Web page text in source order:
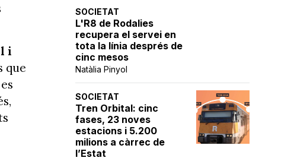
SOCIETAT
L'R8 de Rodalies
recupera el servei en
tota la línia després de
cinc mesos
Natàlia Pinyol
SOCIETAT
Tren Orbital: cinc
fases, 23 noves
estacions i 5.200
milions a càrrec de
l’Estat
i
que